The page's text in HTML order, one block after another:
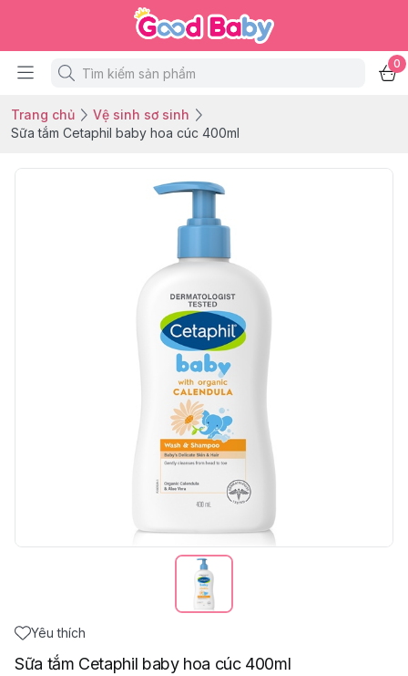
0
Trang chủ
Vệ sinh sơ sinh
Sữa tắm Cetaphil baby hoa cúc 400ml
Yêu thích
Sữa tắm Cetaphil baby hoa cúc 400ml